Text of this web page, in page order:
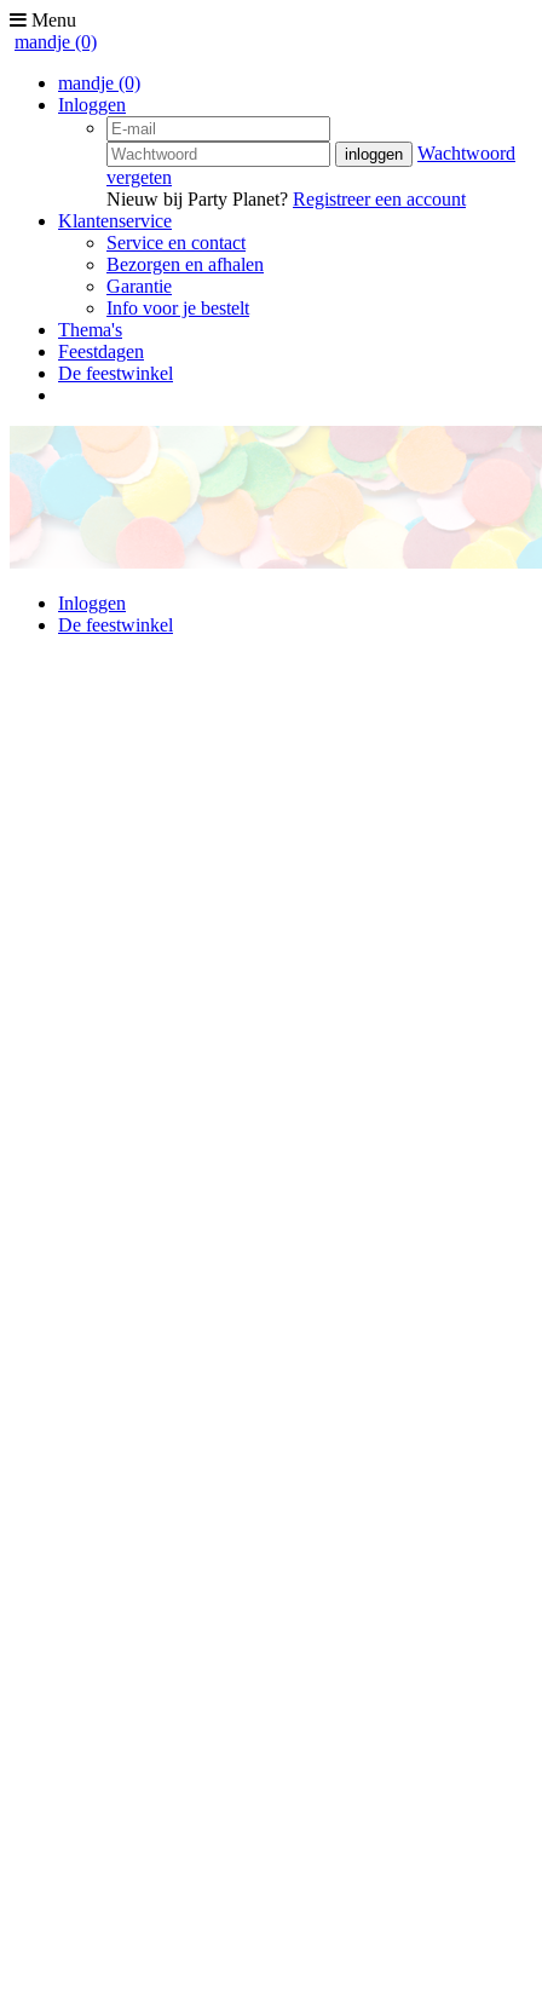
Menu
mandje (0)
mandje (0)
Inloggen
Wachtwoord
vergeten
Nieuw bij Party Planet? Registreer een account
Klantenservice
Service en contact
Bezorgen en afhalen
Garantie
Info voor je bestelt
Thema's
Feestdagen
De feestwinkel
Inloggen
De feestwinkel